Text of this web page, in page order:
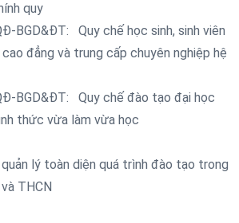
quy
BGD&ĐT: Quy chế học sinh, sinh viên
đẳng và trung cấp chuyên nghiệp hệ
BGD&ĐT: Quy chế đào tạo đại học
thức vừa làm vừa học
lý toàn diện quá trình đào tạo trong
THCN